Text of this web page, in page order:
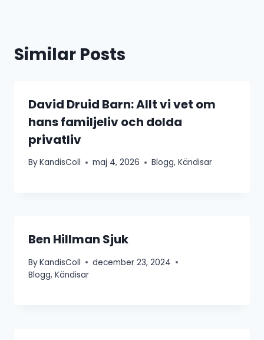
Similar Posts
David Druid Barn: Allt vi vet om
hans familjeliv och dolda
privatliv
ByKandisColl maj 4, 2026 Blogg,Kändisar
Ben Hillman Sjuk
ByKandisColl
december 23, 2024
Blogg, Kändisar